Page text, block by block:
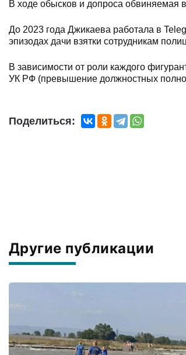
В ходе обысков и допроса обвиняемая
До 2023 года Джикаева работала в
эпизодах дачи взятки сотрудникам
В зависимости от роли каждого
УК РФ (превышение должностных
Поделиться:
Другие публикации